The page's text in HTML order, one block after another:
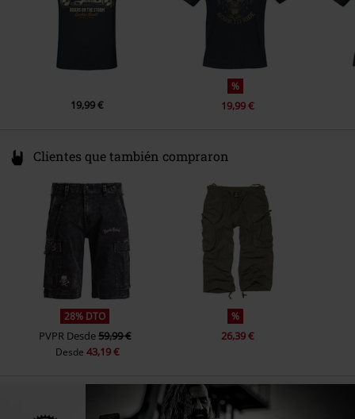
19,99 €
%
19,99 €
Clientes que también compraron
28% DTO
PVPR Desde59,99 €
Desde 43,19 €
%
26,39 €